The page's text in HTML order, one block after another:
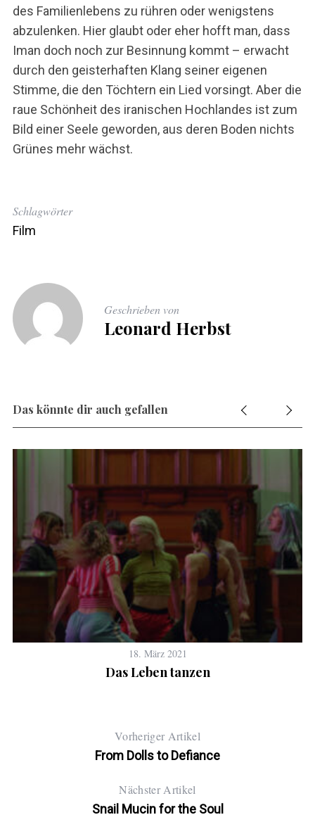
des Familienlebens zu rühren oder wenigstens
abzulenken. Hier glaubt oder eher hofft man, dass
Iman doch noch zur Besinnung kommt – erwacht
durch den geisterhaften Klang seiner eigenen
Stimme, die den Töchtern ein Lied vorsingt. Aber die
raue Schönheit des iranischen Hochlandes ist zum
Bild einer Seele geworden, aus deren Boden nichts
Grünes mehr wächst.
Schlagwörter
Film
Geschrieben von
Leonard Herbst
Das könnte dir auch gefallen
18. März 2021
Das Leben tanzen
Vorheriger Artikel
From Dolls to Defiance
Nächster Artikel
Snail Mucin for the Soul